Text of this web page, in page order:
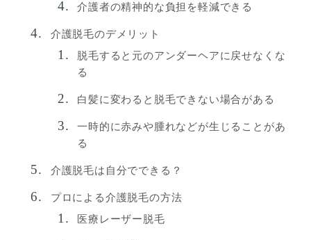
介護者の精神的な負担を軽減できる
介護脱毛のデメリット
脱毛すると元のアンダーヘアに戻せなくな
る
白髪に変わると脱毛できない場合がある
一時的に赤みや腫れなどが生じることがあ
る
介護脱毛は自分でできる？
プロによる介護脱毛の方法
医療レーザー脱毛